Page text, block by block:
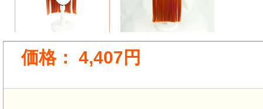
価格： 4,407円